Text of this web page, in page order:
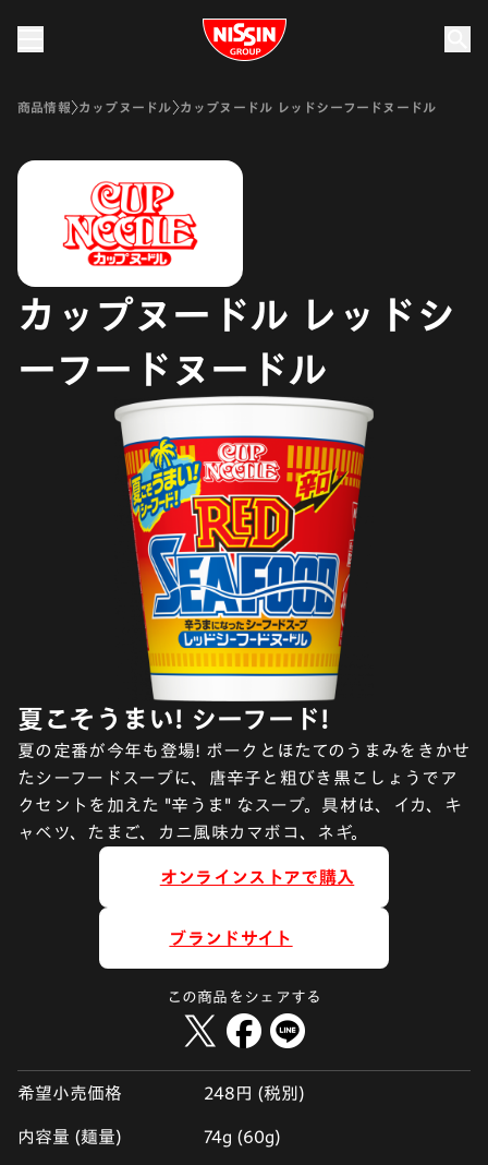
Nissin Group
商品情報 カップヌードル カップヌードル レッドシーフードヌードル
カップヌードル レッドシ
ーフードヌードル
夏こそうまい! シーフード!
夏の定番が今年も登場! ポークとほたてのうまみをきかせ
たシーフードスープに、唐辛子と粗びき黒こしょうでア
クセントを加えた "辛うま" なスープ。具材は、イカ、キ
ャベツ、たまご、カニ風味カマボコ、ネギ。
オンラインストアで購入
ブランドサイト
この商品をシェアする
希望小売価格 248円 (税別)
内容量 (麺量) 74g (60g)